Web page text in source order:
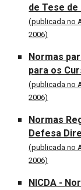
de Tese
(publicada no
2006)
Normas
para os
(publicada no
2006)
Normas
Defesa
(publicada no
2006)
NICDA -